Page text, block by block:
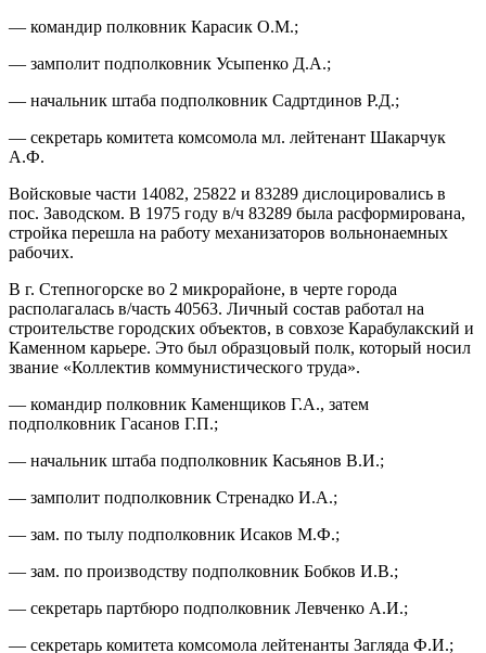
— командир полковник Карасик О.М.;
— замполит подполковник Усыпенко Д.А.;
— начальник штаба подполковник Садртдинов Р.Д.;
— секретарь комитета комсомола мл. лейтенант Шакарчук
А.Ф.
Войсковые части 14082, 25822 и 83289 дислоцировались в
пос. Заводском. В 1975 году в/ч 83289 была расформирована,
стройка перешла на работу механизаторов вольнонаемных
рабочих.
В г. Степногорске во 2 микрорайоне, в черте города
располагалась в/часть 40563. Личный состав работал на
строительстве городских объектов, в совхозе Карабулакский и
Каменном карьере. Это был образцовый полк, который носил
звание «Коллектив коммунистического труда».
— командир полковник Каменщиков Г.А., затем
подполковник Гасанов Г.П.;
— начальник штаба подполковник Касьянов В.И.;
— замполит подполковник Стренадко И.А.;
— зам. по тылу подполковник Исаков М.Ф.;
— зам. по производству подполковник Бобков И.В.;
— секретарь партбюро подполковник Левченко А.И.;
— секретарь комитета комсомола лейтенанты Загляда Ф.И.;